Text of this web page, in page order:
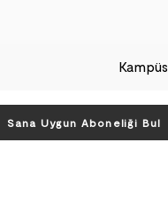
Kampüs
Sana Uygun Aboneliği Bul